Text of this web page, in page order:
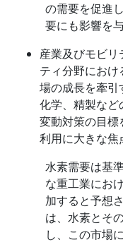
の需要を促進
要にも影響を
産業及びモビリ
ティ分野にお
場の成長を牽引
化学、精製な
変動対策の目標
利用に大きな焦
水素需要は基
な重工業にお
加すると予想
は、水素とそ
し、この市場